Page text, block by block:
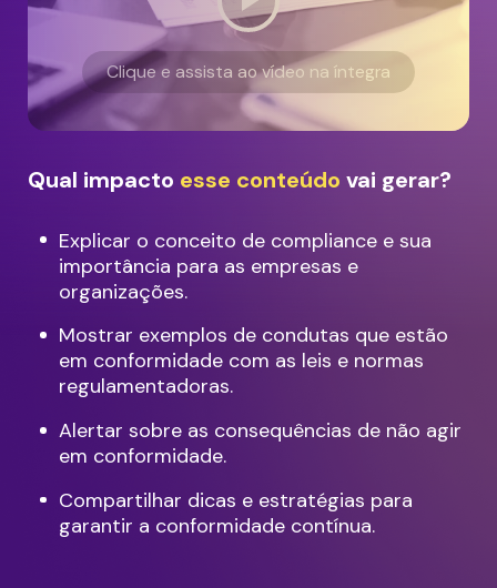
Clique e assista ao vídeo na íntegra
Qual impacto esse conteúdo vai gerar?
Explicar o conceito de compliance e sua
importância para as empresas e
organizações.
Mostrar exemplos de condutas que estão
em conformidade com as leis e normas
regulamentadoras.
Alertar sobre as consequências de não agir
em conformidade.
Compartilhar dicas e estratégias para
garantir a conformidade contínua.